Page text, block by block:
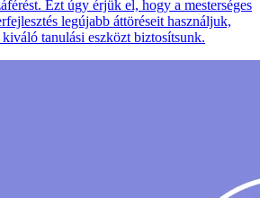
Ezt úgy érjük el, hogy a mesterséges
legújabb áttöréseit használjuk,
tanulási eszközt biztosítsunk.